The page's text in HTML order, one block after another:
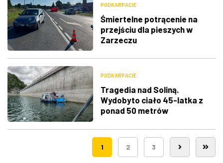
PODKARPACIE
Śmiertelne potrącenie na
przejściu dla pieszych w
Zarzeczu
PODKARPACIE
Tragedia nad Soliną.
Wydobyto ciało 45-latka z
ponad 50 metrów
1 2 3